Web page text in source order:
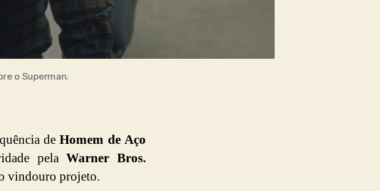
o Superman.
deHomem de Aço
pelaWarner Bros.
vindouro projeto.